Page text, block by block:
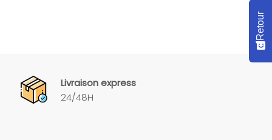
Livraison express
24/48H
Retour